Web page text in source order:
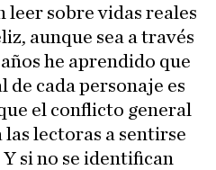
leer sobre vidas reales
aunque sea a través
he aprendido que
cada personaje es
el conflicto general
las lectoras a sentirse
si no se identifican